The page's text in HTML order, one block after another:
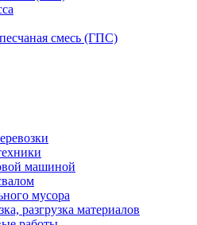
смесь (ГПС)
машиной
мусора
разгрузка материалов